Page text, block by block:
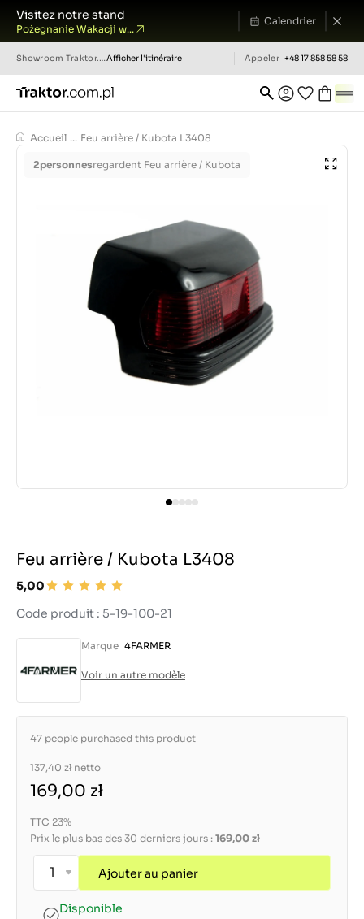
Visitez notre stand
Pożegnanie Wakacji w...
Calendrier
Showroom Traktor.com.pl Afficher l'itinéraire Appeler +48 17 858 58 58
Accueil ... Feu arrière / Kubota L3408
2personnesregardent Feu arrière / Kubota
Feu arrière / Kubota L3408
5,00
Code produit : 5-19-100-21
Marque 4FARMER
Voir un autre modèle
47 people purchased this product
137,40 zł netto
169,00 zł
TTC 23%
Prix le plus bas des 30 derniers jours : 169,00 zł
Ajouter au panier
Disponible